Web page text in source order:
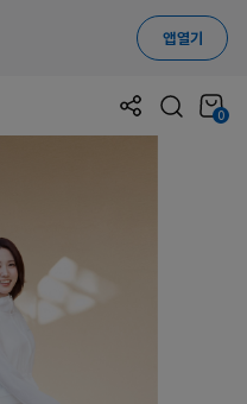
앱 열기
0